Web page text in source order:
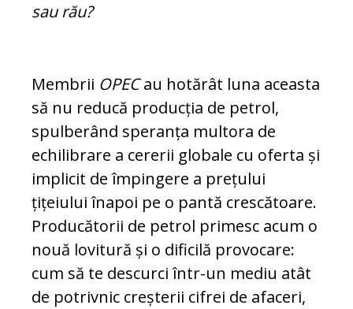
sau rău?
Membrii OPECau hotărât luna aceasta
să nu reducă producția de petrol,
spulberând spe­ranța multora de
echilibrare a cererii globale cu oferta și
implicit de împingere a prețului
țițeiului înapoi pe o pantă cres­cătoare.
Producătorii de petrol primesc acum o
nouă lovitură și o dificilă pro­vo­care:
cum să te descurci în­tr-un mediu atât
de potrivnic creșterii cifrei de afaceri,